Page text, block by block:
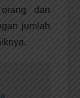
dan
jumlah